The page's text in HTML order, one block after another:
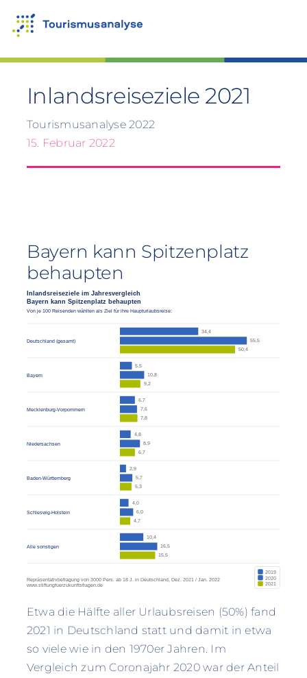
Inhalt
Inlandsreiseziele 2021
Tourismusanalyse 2022
15. Februar 2022
Bayern kann Spitzenplatz
behaupten
Etwa die Hälfte aller Urlaubsreisen (50%) fand
2021 in Deutschland statt und damit in etwa
so viele wie in den 1970er Jahren. Im
Vergleich zum Coronajahr 2020 war der Anteil